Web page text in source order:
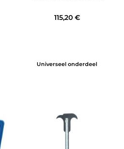
115,20 €
Universeel onderdeel